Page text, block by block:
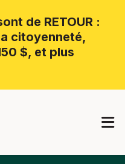
de RETOUR :
citoyenneté,
$, et plus